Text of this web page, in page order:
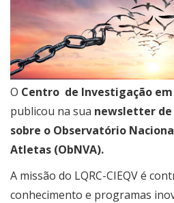
O Centro de Investigação
publicou na sua newsletter
sobre o Observatório
Atletas (ObNVA).
A missão do LQRC-CIEQV é
conhecimento e programas